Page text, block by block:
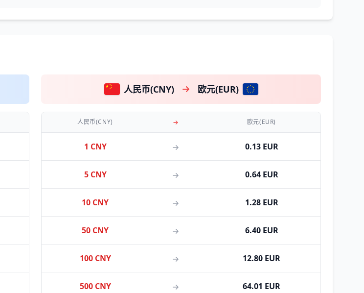
人民币(CNY) 欧元(EUR)
人民币(CNY) 欧元(EUR)
1 CNY 0.13 EUR
5 CNY 0.64 EUR
10 CNY 1.28 EUR
50 CNY 6.40 EUR
100 CNY 12.80 EUR
500 CNY 64.01 EUR